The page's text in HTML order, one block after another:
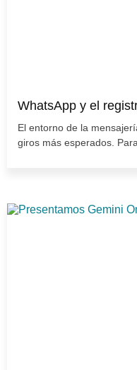
WhatsApp y el
El entorno de la
giros más esperados.